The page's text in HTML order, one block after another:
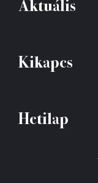
Aktuális
Kikapcs
Hetilap